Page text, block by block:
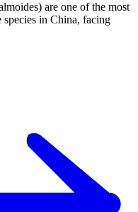
are one of the most
species in China, facing